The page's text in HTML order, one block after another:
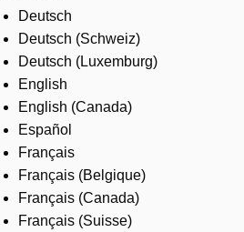
About us
Where to buy
Contact us
Careers
Deutsch
Deutsch (Schweiz)
Deutsch (Luxemburg)
English
English (Canada)
Español
Français
Français (Belgique)
Français (Canada)
Français (Suisse)